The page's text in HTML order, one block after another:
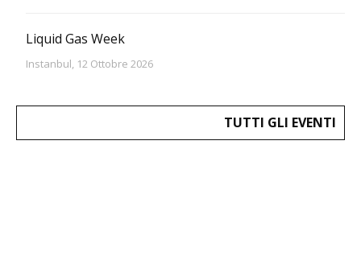
Liquid Gas Week
Instanbul, 12 Ottobre 2026
TUTTI GLI EVENTI